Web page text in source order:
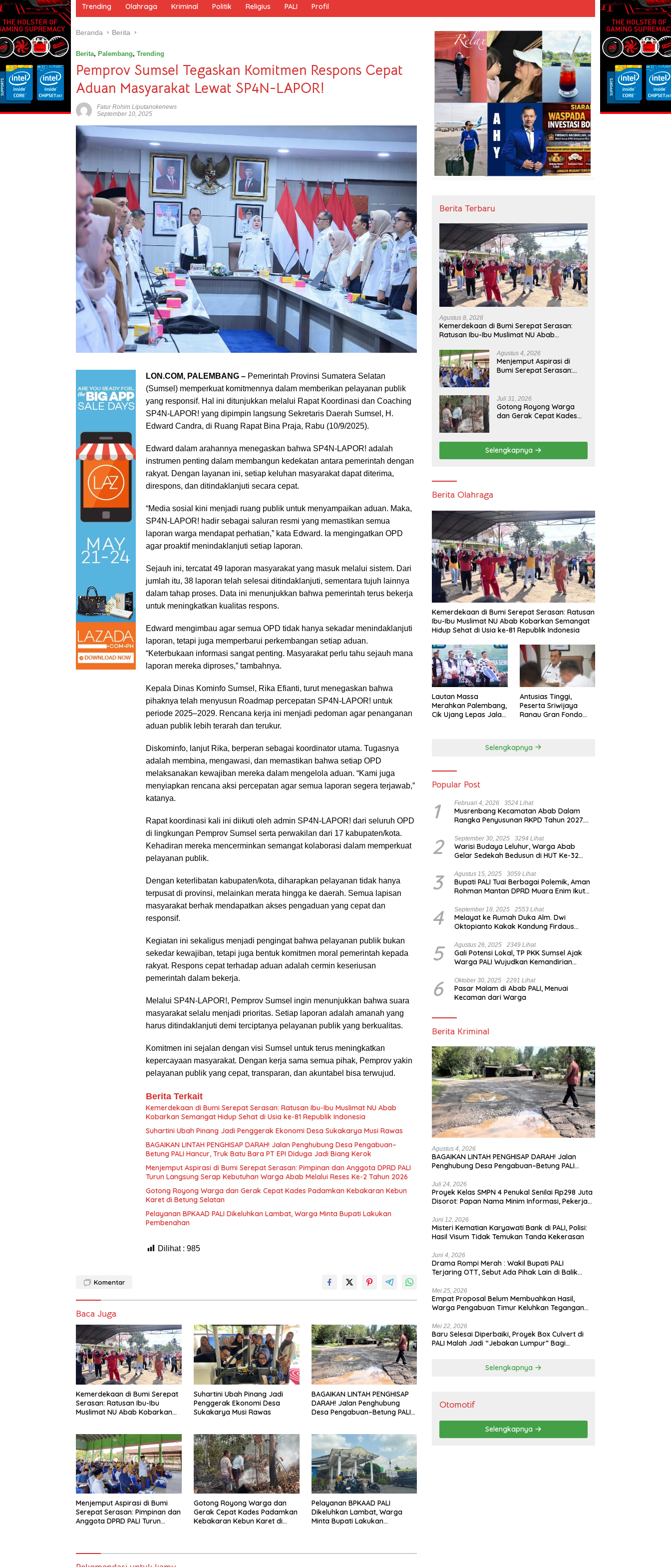
e
Trending Olahraga Kriminal Politik Religius PALI Profil
Beranda Berita
Berita, Palembang, Trending
Pemprov Sumsel Tegaskan Komitmen Respons Cepat
Aduan Masyarakat Lewat SP4N-LAPOR!
Fatur Rohim Liputanokenews
September 10, 2025
LON.COM, PALEMBANG – Pemerintah Provinsi Sumatera Selatan
(Sumsel) memperkuat komitmennya dalam memberikan pelayanan publik
yang responsif. Hal ini ditunjukkan melalui Rapat Koordinasi dan Coaching
SP4N-LAPOR! yang dipimpin langsung Sekretaris Daerah Sumsel, H.
Edward Candra, di Ruang Rapat Bina Praja, Rabu (10/9/2025).
Edward dalam arahannya menegaskan bahwa SP4N-LAPOR! adalah
instrumen penting dalam membangun kedekatan antara pemerintah dengan
rakyat. Dengan layanan ini, setiap keluhan masyarakat dapat diterima,
direspons, dan ditindaklanjuti secara cepat.
“Media sosial kini menjadi ruang publik untuk menyampaikan aduan. Maka,
SP4N-LAPOR! hadir sebagai saluran resmi yang memastikan semua
laporan warga mendapat perhatian,” kata Edward. Ia mengingatkan OPD
agar proaktif menindaklanjuti setiap laporan.
Sejauh ini, tercatat 49 laporan masyarakat yang masuk melalui sistem. Dari
jumlah itu, 38 laporan telah selesai ditindaklanjuti, sementara tujuh lainnya
dalam tahap proses. Data ini menunjukkan bahwa pemerintah terus bekerja
untuk meningkatkan kualitas respons.
Edward mengimbau agar semua OPD tidak hanya sekadar menindaklanjuti
laporan, tetapi juga memperbarui perkembangan setiap aduan.
“Keterbukaan informasi sangat penting. Masyarakat perlu tahu sejauh mana
laporan mereka diproses,” tambahnya.
Kepala Dinas Kominfo Sumsel, Rika Efianti, turut menegaskan bahwa
pihaknya telah menyusun Roadmap percepatan SP4N-LAPOR! untuk
periode 2025–2029. Rencana kerja ini menjadi pedoman agar penanganan
aduan publik lebih terarah dan terukur.
Diskominfo, lanjut Rika, berperan sebagai koordinator utama. Tugasnya
adalah membina, mengawasi, dan memastikan bahwa setiap OPD
melaksanakan kewajiban mereka dalam mengelola aduan. “Kami juga
menyiapkan rencana aksi percepatan agar semua laporan segera terjawab,”
katanya.
Rapat koordinasi kali ini diikuti oleh admin SP4N-LAPOR! dari seluruh OPD
di lingkungan Pemprov Sumsel serta perwakilan dari 17 kabupaten/kota.
Kehadiran mereka mencerminkan semangat kolaborasi dalam memperkuat
pelayanan publik.
Dengan keterlibatan kabupaten/kota, diharapkan pelayanan tidak hanya
terpusat di provinsi, melainkan merata hingga ke daerah. Semua lapisan
masyarakat berhak mendapatkan akses pengaduan yang cepat dan
responsif.
Kegiatan ini sekaligus menjadi pengingat bahwa pelayanan publik bukan
sekedar kewajiban, tetapi juga bentuk komitmen moral pemerintah kepada
rakyat. Respons cepat terhadap aduan adalah cermin keseriusan
pemerintah dalam bekerja.
Melalui SP4N-LAPOR!, Pemprov Sumsel ingin menunjukkan bahwa suara
masyarakat selalu menjadi prioritas. Setiap laporan adalah amanah yang
harus ditindaklanjuti demi terciptanya pelayanan publik yang berkualitas.
Komitmen ini sejalan dengan visi Sumsel untuk terus meningkatkan
kepercayaan masyarakat. Dengan kerja sama semua pihak, Pemprov yakin
pelayanan publik yang cepat, transparan, dan akuntabel bisa terwujud.
Berita Terkait
Kemerdekaan di Bumi Serepat Serasan: Ratusan Ibu-Ibu Muslimat NU Abab
Kobarkan Semangat Hidup Sehat di Usia ke-81 Republik Indonesia
Suhartini Ubah Pinang Jadi Penggerak Ekonomi Desa Sukakarya Musi Rawas
BAGAIKAN LINTAH PENGHISAP DARAH! Jalan Penghubung Desa Pengabuan–
Betung PALI Hancur, Truk Batu Bara PT EPI Diduga Jadi Biang Kerok
Menjemput Aspirasi di Bumi Serepat Serasan: Pimpinan dan Anggota DPRD PALI
Turun Langsung Serap Kebutuhan Warga Abab Melalui Reses Ke-2 Tahun 2026
Gotong Royong Warga dan Gerak Cepat Kades Padamkan Kebakaran Kebun
Karet di Betung Selatan
Pelayanan BPKAAD PALI Dikeluhkan Lambat, Warga Minta Bupati Lakukan
Pembenahan
Dilihat : 985
Komentar
Baca Juga
Kemerdekaan di Bumi Serepat
Serasan: Ratusan Ibu-Ibu
Muslimat NU Abab Kobarkan
Suhartini Ubah Pinang Jadi
Penggerak Ekonomi Desa
Sukakarya Musi Rawas
BAGAIKAN LINTAH PENGHISAP
DARAH! Jalan Penghubung
Desa Pengabuan–Betung PALI
Menjemput Aspirasi di Bumi
Serepat Serasan: Pimpinan dan
Anggota DPRD PALI Turun
Gotong Royong Warga dan
Gerak Cepat Kades Padamkan
Kebakaran Kebun Karet di
Pelayanan BPKAAD PALI
Dikeluhkan Lambat, Warga
Minta Bupati Lakukan
Berita Terbaru
Agustus 8, 2026
Kemerdekaan di Bumi Serepat Serasan:
Ratusan Ibu-Ibu Muslimat NU Abab
ke-81 Republik Indonesia
Agustus 4, 2026
Menjemput Aspirasi di
Bumi Serepat Serasan:
Serap Kebutuhan Warga
Abab Melalui Reses Ke-2
Tahun 2026
Juli 31, 2026
Gotong Royong Warga
dan Gerak Cepat Kades
Selatan
Selengkapnya
Berita Olahraga
Kemerdekaan di Bumi Serepat Serasan: Ratusan
Ibu-Ibu Muslimat NU Abab Kobarkan Semangat
Hidup Sehat di Usia ke-81 Republik Indonesia
Lautan Massa
Merahkan Palembang,
Cik Ujang Lepas Jalan
Antusias Tinggi,
Peserta Sriwijaya
Ranau Gran Fondo
Selengkapnya
Popular Post
1 Februari 4, 2026 3524 Lihat
Musrenbang Kecamatan Abab Dalam
Rangka Penyusunan RKPD Tahun 2027.
Strategis
2 September 30, 2025 3294 Lihat
Warisi Budaya Leluhur, Warga Abab
Gelar Sedekah Bedusun di HUT Ke-32
3 Agustus 15, 2025 3059 Lihat
Bupati PALI Tuai Berbagai Polemik, Aman
Rohman Mantan DPRD Muara Enim Ikut
4 September 18, 2025 2553 Lihat
Melayat ke Rumah Duka Alm. Dwi
Oktopianto Kakak Kandung Firdaus
Turut Berduka Cita.
5 Agustus 26, 2025 2349 Lihat
Gali Potensi Lokal, TP PKK Sumsel Ajak
Warga PALI Wujudkan Kemandirian
6 Oktober 30, 2025 2291 Lihat
Pasar Malam di Abab PALI, Menuai
Kecaman dari Warga
Berita Kriminal
Agustus 4, 2026
BAGAIKAN LINTAH PENGHISAP DARAH! Jalan
Penghubung Desa Pengabuan–Betung PALI
Biang Kerok
Juli 24, 2026
Proyek Kelas SMPN 4 Penukal Senilai Rp298 Juta
Disorot: Papan Nama Minim Informasi, Pekerja
Juni 12, 2026
Misteri Kematian Karyawati Bank di PALI, Polisi:
Hasil Visum Tidak Temukan Tanda Kekerasan
Juni 4, 2026
Drama Rompi Merah : Wakil Bupati PALI
Terjaring OTT, Sebut Ada Pihak Lain di Balik
Mei 25, 2026
Empat Proposal Belum Membuahkan Hasil,
Warga Pengabuan Timur Keluhkan Tegangan
Mei 22, 2026
Baru Selesai Diperbaiki, Proyek Box Culvert di
PALI Malah Jadi “Jebakan Lumpur” Bagi
Selengkapnya
Otomotif
Selengkapnya